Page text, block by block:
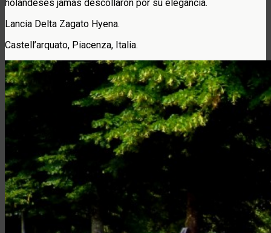
holandeses jamás descollaron por su elegancia.
Lancia Delta Zagato Hyena.
Castell’arquato, Piacenza, Italia.